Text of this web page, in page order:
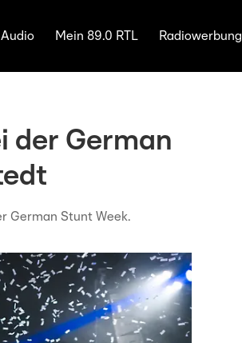
Audio Mein 89.0 RTL Radiowerbung
der German
German Stunt Week.